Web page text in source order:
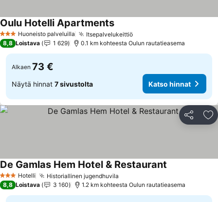
3 Tähtiluokitus
Huoneisto palveluilla ItsepalvelukeittiöKatso hinnat
Oulu Hotelli ApartmentsKatso hinnat
8,8 Loistava 1 629 0.1 km kohteesta Oulun rautatieasema
Alkaen 73 €
Näytä hinnat 7 sivustolta Katso hinnat
Jaa
3 Tähtiluokitus
Hotelli Historiallinen jugendhuvila
De Gamlas Hem Hotel & Restaurant
8,8 Loistava 3 160 1.2 km kohteesta Oulun rautatieasema